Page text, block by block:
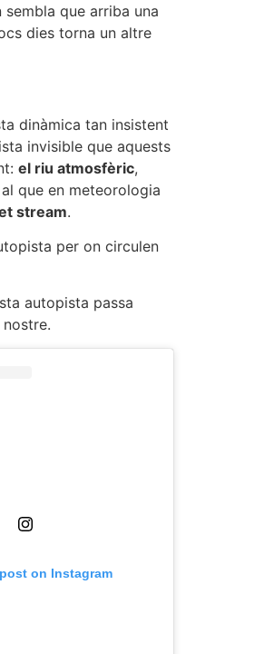
que arriba una
dies torna un altre
dinàmica tan insistent
invisible que aquests
el riu atmosfèric,
que en meteorologia
stream.
per on circulen
autopista passa
on Instagram